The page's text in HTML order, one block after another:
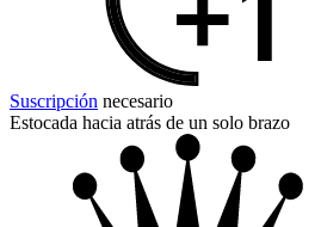
Suscripción necesario
Estocada hacia atrás de un solo brazo